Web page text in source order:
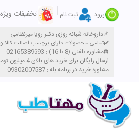
ورود ثبت نام تخفیفات ویژه
داروخانه شبانه روزی دکتر رویا میرنظامی📌
تمامی محصولات دارای برچسب اصالت کالا و سیب سلامت میباشند✔️
مشاوره تلفنی (8 تا 16) : 02165389693☎️
​ارسال رایگان برای خرید های بالای 4 میلیون تومان با پست پیشتاز
مشاوره خرید در برنامه بله : 09302007587